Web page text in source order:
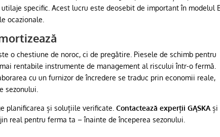
specific. Acest lucru este deosebit de important în modelul
ocazionale.
o chestiune de noroc, ci de pregătire. Piesele de schimb pentru
rentabile instrumente de management al riscului într-o fermă.
cu un furnizor de încredere se traduc prin economii reale,
sezonului.
planificarea și soluțiile verificate.Contactează experții GĄSKA și
real pentru ferma ta – înainte de începerea sezonului.